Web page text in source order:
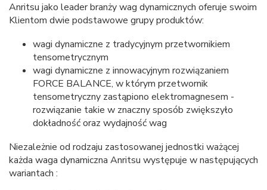
Anritsu jako leader branży wag dynamicznych oferuje swoim
Klientom dwie podstawowe grupy produktów:
wagi dynamiczne z tradycyjnym przetwornikiem
tensometrycznym
wagi dynamiczne z innowacyjnym rozwiązaniem
FORCE BALANCE, w którym przetwornik
tensometryczny zastąpiono elektromagnesem -
rozwiązanie takie w znaczny sposób zwiększyło
dokładność oraz wydajność wag
Niezależnie od rodzaju zastosowanej jednostki ważącej
każda waga dynamiczna Anritsu występuje w następujących
wariantach :